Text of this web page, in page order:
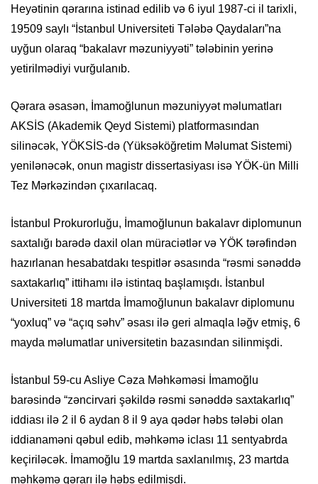
Heyətinin qərarına istinad edilib və 6 iyul 1987‑ci il tarixli,
19509 saylı “İstanbul Universiteti Tələbə Qaydaları”na
uyğun olaraq “bakalavr məzuniyyəti” tələbinin yerinə
yetirilmədiyi vurğulanıb.
Qərara əsasən, İmamoğlunun məzuniyyət məlumatları
AKSİS (Akademik Qeyd Sistemi) platformasından
silinəcək, YÖKSİS-də (Yüksəköğretim Məlumat Sistemi)
yenilənəcək, onun magistr dissertasiyası isə YÖK‑ün Milli
Tez Mərkəzindən çıxarılacaq.
İstanbul Prokurorluğu, İmamoğlunun bakalavr diplomunun
saxtalığı barədə daxil olan müraciətlər və YÖK tərəfindən
hazırlanan hesabatdakı tespitlər əsasında “rəsmi sənəddə
saxtakarlıq” ittihamı ilə istintaq başlamışdı. İstanbul
Universiteti 18 martda İmamoğlunun bakalavr diplomunu
“yoxluq” və “açıq səhv” əsası ilə geri almaqla ləğv etmiş, 6
mayda məlumatlar universitetin bazasından silinmişdi.
İstanbul 59‑cu Asliye Cəza Məhkəməsi İmamoğlu
barəsində “zəncirvari şəkildə rəsmi sənəddə saxtakarlıq”
iddiası ilə 2 il 6 aydan 8 il 9 aya qədər həbs tələbi olan
iddianaməni qəbul edib, məhkəmə iclası 11 sentyabrda
keçiriləcək. İmamoğlu 19 martda saxlanılmış, 23 martda
məhkəmə qərarı ilə həbs edilmişdi.